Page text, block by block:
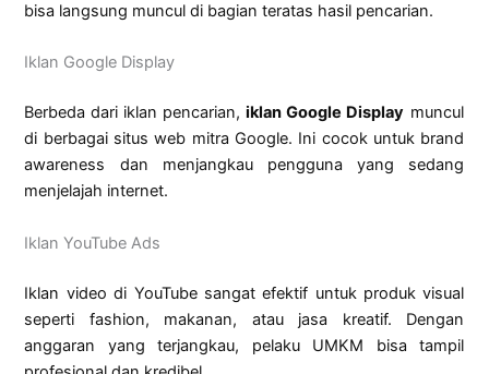
bisa langsung muncul di bagian teratas hasil pencarian.
Iklan Google Display
Berbeda dari iklan pencarian,iklan Google Display muncul
di berbagai situs web mitra Google. Ini cocok untuk brand
awareness dan menjangkau pengguna yang sedang
menjelajah internet.
Iklan YouTube Ads
Iklan video di YouTube sangat efektif untuk produk visual
seperti fashion, makanan, atau jasa kreatif. Dengan
anggaran yang terjangkau, pelaku UMKM bisa tampil